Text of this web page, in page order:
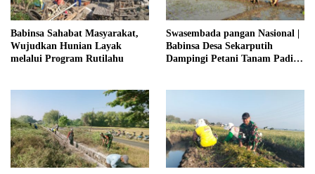
Babinsa Sahabat Masyarakat,
Wujudkan Hunian Layak
melalui Program Rutilahu
Swasembada pangan Nasional |
Babinsa Desa Sekarputih
Dampingi Petani Tanam Padi,